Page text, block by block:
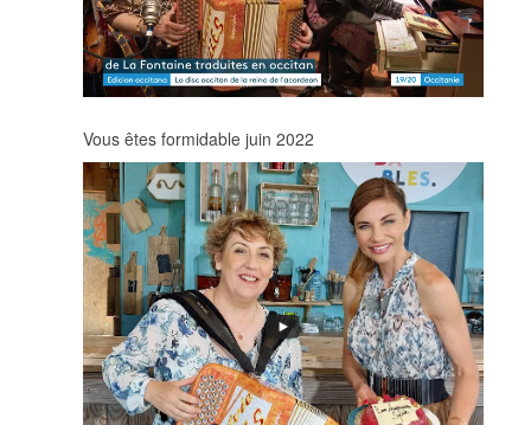
Vous êtes formidable juin 2022